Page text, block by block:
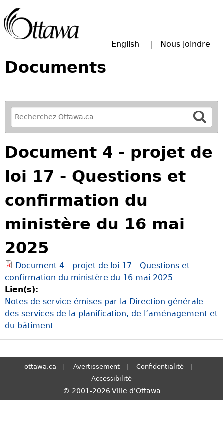
English Nous joindre
Documents
R
e
f
i
n
e
y
o
u
r
S
e
a
r
c
h
Document 4 - projet de
loi 17 - Questions et
confirmation du
ministère du 16 mai
2025
Document 4 - projet de loi 17 - Questions et
confirmation du ministère du 16 mai 2025
Lien(s):
Notes de service émises par la Direction générale
des services de la planification, de l’aménagement et
du bâtiment
ottawa.ca Avertissement
Confidentialité
Accessibilité
© 2001-2026 Ville d'Ottawa